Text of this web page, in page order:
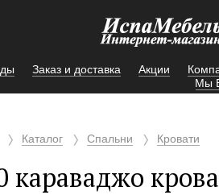
Заказ и доставка Акции
Мы
Каталог Спальни Кровати
караваджо